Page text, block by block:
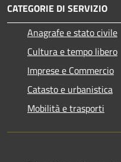
CATEGORIE DI SERVIZIO
Anagrafe e stato civile
Cultura e tempo libero
Imprese e Commercio
Catasto e urbanistica
Mobilità e trasporti